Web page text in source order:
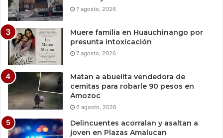
7 agosto, 2026
Muere familia en Huauchinango por
presunta intoxicación
7 agosto, 2026
Matan a abuelita vendedora de
cemitas para robarle 90 pesos en
Amozoc
6 agosto, 2026
Delincuentes acorralan y asaltan a
joven en Plazas Amalucan